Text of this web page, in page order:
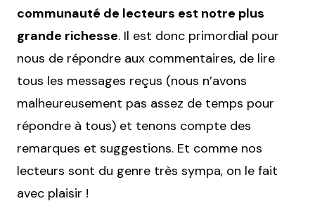
communauté de lecteurs est notre plus
grande richesse. Il est donc primordial pour
nous de répondre aux commentaires, de lire
tous les messages reçus (nous n’avons
malheureusement pas assez de temps pour
répondre à tous) et tenons compte des
remarques et suggestions. Et comme nos
lecteurs sont du genre très sympa, on le fait
avec plaisir !